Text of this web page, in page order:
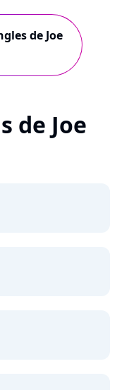
de Joe
de Joe